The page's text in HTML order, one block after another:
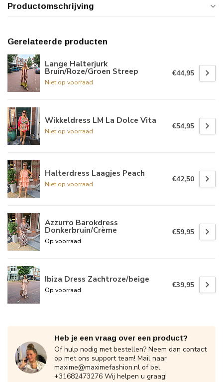
Productomschrijving
Gerelateerde producten
Lange Halterjurk
Bruin/Roze/Groen Streep
Niet op voorraad
€44,95
Wikkeldress LM La Dolce Vita
Niet op voorraad
€54,95
Halterdress Laagjes Peach
Niet op voorraad
€42,50
Azzurro Barokdress
Donkerbruin/Crème
Op voorraad
€59,95
Ibiza Dress Zachtroze/beige
Op voorraad
€39,95
Heb je een vraag over een product?
Of hulp nodig met bestellen? Neem dan contact
op met ons support team! Mail naar
maxime@maximefashion.nl of bel
+31682473276 Wij helpen u graag!